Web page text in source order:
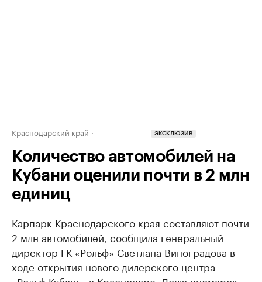
Краснодарский край ЭКСКЛЮЗИВ
Количество автомобилей на
Кубани оценили почти в 2 млн
единиц
Карпарк Краснодарского края составляют почти
2 млн автомобилей, сообщила генеральный
директор ГК «Рольф» Светлана Виноградова в
ходе открытия нового дилерского центра